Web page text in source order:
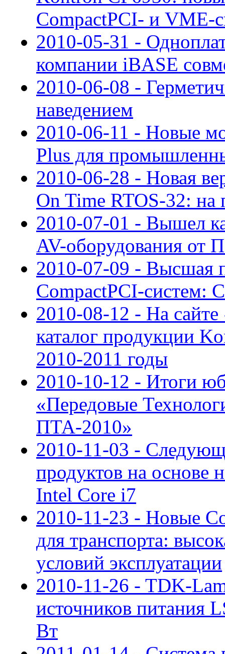
CompactPCI- и VME-
2010-05-31 -
компании iBASE
2010-06-08 -
наведением
2010-06-11 - Новые
Plus для
2010-06-28 - Новая
On Time RTOS-32: на
2010-07-01 - Вышел
AV-оборудования
2010-07-09 - Высшая
CompactPCI-систем:
2010-08-12 - На
каталог продукции
2010-2011 годы
2010-10-12 - Итоги
«Передовые
ПТА-2010»
2010-11-03 -
продуктов на основе
Intel Core i7
2010-11-23 - Новые
для транспорта:
условий эксплуатации
2010-11-26 - TDK-
источников питания
Вт